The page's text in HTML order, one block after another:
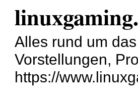
Alles rund um
Vorstellungen,
https://